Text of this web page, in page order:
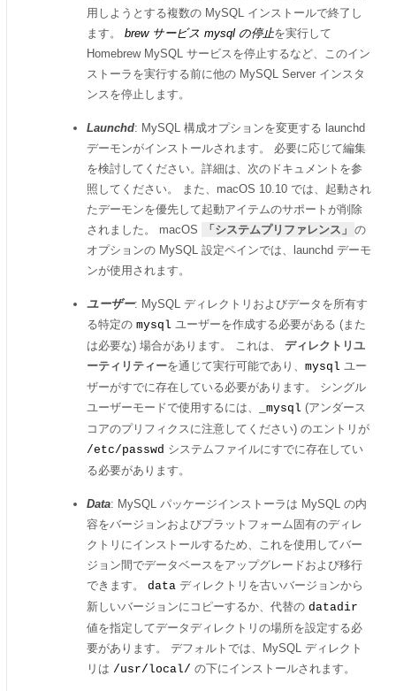
用しようとする複数の MySQL インストールで終了し
ます。 brew サービス mysql の停止を実行して
Homebrew MySQL サービスを停止するなど、このイン
ストーラを実行する前に他の MySQL Server インスタ
ンスを停止します。
Launchd: MySQL 構成オプションを変更する launchd
デーモンがインストールされます。 必要に応じて編集
を検討してください。詳細は、次のドキュメントを参
照してください。 また、macOS 10.10 では、起動され
たデーモンを優先して起動アイテムのサポートが削除
されました。 macOS
「システムプリファレンス」 の
オプションの MySQL 設定ペインでは、launchd デーモ
ンが使用されます。
ユーザー: MySQL ディレクトリおよびデータを所有す
る特定の mysql ユーザーを作成する必要がある (また
は必要な) 場合があります。 これは、
ディレクトリユ
ーティリティーを通じて実行可能であり、 mysql ユー
ザーがすでに存在している必要があります。 シングル
ユーザーモードで使用するには、
_mysql (アンダース
コアのプリフィクスに注意してください) のエントリが
/etc/passwd システムファイルにすでに存在してい
る必要があります。
Data: MySQL パッケージインストーラは MySQL の内
容をバージョンおよびプラットフォーム固有のディレ
クトリにインストールするため、これを使用してバー
ジョン間でデータベースをアップグレードおよび移行
できます。 data ディレクトリを古いバージョンから
新しいバージョンにコピーするか、代替の datadir
値を指定してデータディレクトリの場所を設定する必
要があります。 デフォルトでは、MySQL ディレクト
リは /usr/local/ の下にインストールされます。